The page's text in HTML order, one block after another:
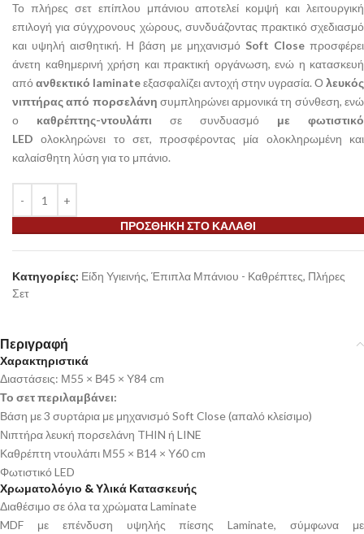
Το πλήρες σετ επίπλου μπάνιου αποτελεί κομψή και λειτουργική
επιλογή για σύγχρονους χώρους, συνδυάζοντας πρακτικό σχεδιασμό
και υψηλή αισθητική. Η βάση με μηχανισμό Soft Close προσφέρει
άνετη καθημερινή χρήση και πρακτική οργάνωση, ενώ η κατασκευή
από ανθεκτικό laminateεξασφαλίζει αντοχή στην υγρασία. Ολευκός
νιπτήρας από πορσελάνη συμπληρώνει αρμονικά τη σύνθεση, ενώ
ο καθρέπτης-ντουλάπι σε συνδυασμό με φωτιστικό
LED ολοκληρώνει το σετ, προσφέροντας μία ολοκληρωμένη και
καλαίσθητη λύση για το μπάνιο.
ΠΡΟΣΘΉΚΗ ΣΤΟ ΚΑΛΆΘΙ
Κατηγορίες: Είδη Υγιεινής, Έπιπλα Μπάνιου - Καθρέπτες, Πλήρες
Σετ
Περιγραφή
Χαρακτηριστικά
Διαστάσεις: Μ55 × Β45 × Υ84 cm
Το σετ περιλαμβάνει:
Βάση με 3 συρτάρια με μηχανισμό Soft Close (απαλό κλείσιμο)
Νιπτήρα λευκή πορσελάνη THIN ή LINE
Καθρέπτη ντουλάπι Μ55 × Β14 × Υ60 cm
Φωτιστικό LED
Χρωματολόγιο & Υλικά Κατασκευής
Διαθέσιμο σε όλα τα χρώματα Laminate
MDF με επένδυση υψηλής πίεσης Laminate, σύμφωνα με